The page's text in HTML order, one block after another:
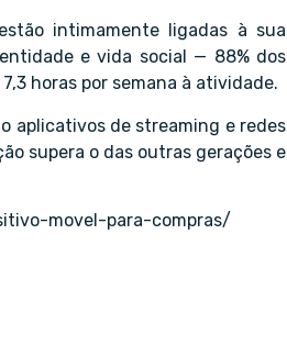
intimamente ligadas à sua
e vida social — 88% dos
horas por semana à atividade.
aplicativos de streaming e redes
supera o das outras gerações e
movel-para-compras/